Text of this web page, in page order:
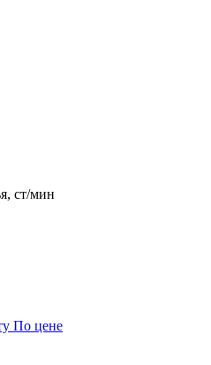
ст/мин
По цене